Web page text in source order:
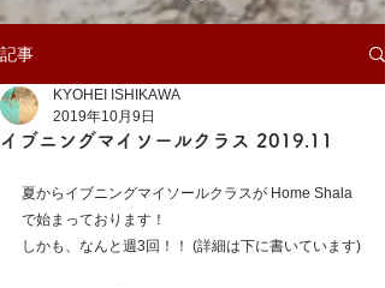
記事
イブニングマイソールクラス 2019.11
KYOHEI ISHIKAWA
2019年10月9日
夏からイブニングマイソールクラスが Home Shala
で始まっております！
しかも、なんと週3回！！ (詳細は下に書いています)